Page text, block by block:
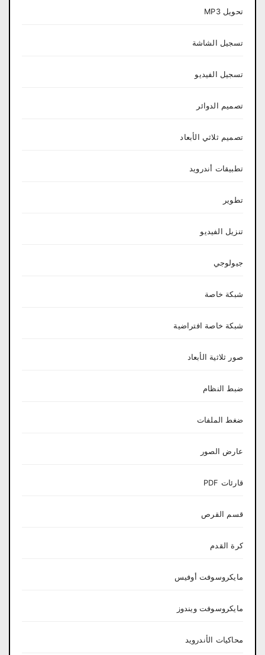
تحويل MP3
تسجيل الشاشة
تسجيل الفيديو
تصميم الدوائر
تصميم ثلاثي الأبعاد
تطبيقات أندرويد
تطوير
تنزيل الفيديو
جيولوجي
شبكة خاصة
شبكة خاصة افتراضية
صور ثلاثية الأبعاد
ضبط النظام
ضغط الملفات
عارض الصور
قارئات PDF
قسم القرص
كرة القدم
مايكروسوفت أوفيس
مايكروسوفت ويندوز
محاكيات الأندرويد